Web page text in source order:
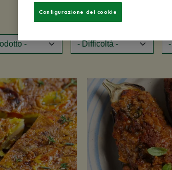
Configurazione dei cookie